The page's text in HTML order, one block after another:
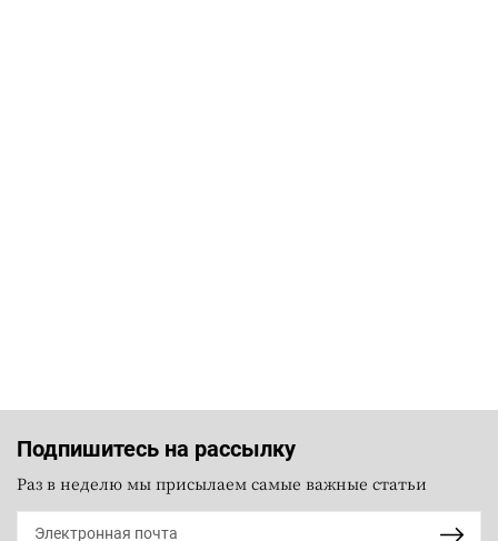
Подпишитесь на рассылку
Раз в неделю мы присылаем самые важные статьи